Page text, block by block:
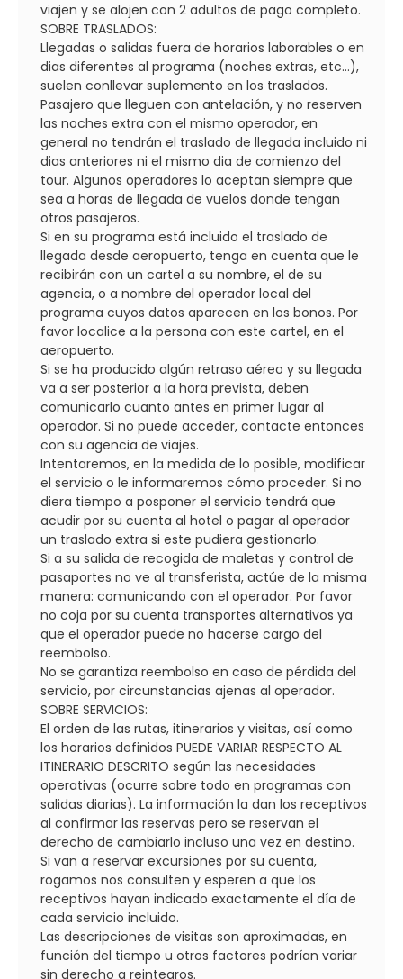
viajen y se alojen con 2 adultos de pago completo.
SOBRE TRASLADOS:
Llegadas o salidas fuera de horarios laborables o en
dias diferentes al programa (noches extras, etc...),
suelen conllevar suplemento en los traslados.
Pasajero que lleguen con antelación, y no reserven
las noches extra con el mismo operador, en
general no tendrán el traslado de llegada incluido ni
dias anteriores ni el mismo dia de comienzo del
tour. Algunos operadores lo aceptan siempre que
sea a horas de llegada de vuelos donde tengan
otros pasajeros.
Si en su programa está incluido el traslado de
llegada desde aeropuerto, tenga en cuenta que le
recibirán con un cartel a su nombre, el de su
agencia, o a nombre del operador local del
programa cuyos datos aparecen en los bonos. Por
favor localice a la persona con este cartel, en el
aeropuerto.
Si se ha producido algún retraso aéreo y su llegada
va a ser posterior a la hora prevista, deben
comunicarlo cuanto antes en primer lugar al
operador. Si no puede acceder, contacte entonces
con su agencia de viajes.
Intentaremos, en la medida de lo posible, modificar
el servicio o le informaremos cómo proceder. Si no
diera tiempo a posponer el servicio tendrá que
acudir por su cuenta al hotel o pagar al operador
un traslado extra si este pudiera gestionarlo.
Si a su salida de recogida de maletas y control de
pasaportes no ve al transferista, actúe de la misma
manera: comunicando con el operador. Por favor
no coja por su cuenta transportes alternativos ya
que el operador puede no hacerse cargo del
reembolso.
No se garantiza reembolso en caso de pérdida del
servicio, por circunstancias ajenas al operador.
SOBRE SERVICIOS:
El orden de las rutas, itinerarios y visitas, así como
los horarios definidos PUEDE VARIAR RESPECTO AL
ITINERARIO DESCRITO según las necesidades
operativas (ocurre sobre todo en programas con
salidas diarias). La información la dan los receptivos
al confirmar las reservas pero se reservan el
derecho de cambiarlo incluso una vez en destino.
Si van a reservar excursiones por su cuenta,
rogamos nos consulten y esperen a que los
receptivos hayan indicado exactamente el día de
cada servicio incluido.
Las descripciones de visitas son aproximadas, en
función del tiempo u otros factores podrían variar
sin derecho a reintegros.